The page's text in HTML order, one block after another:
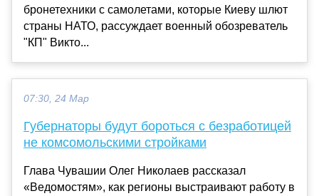
бронетехники с самолетами, которые Киеву шлют
страны НАТО, рассуждает военный обозреватель
"КП" Викто...
07:30, 24 Мар
Губернаторы будут бороться с безработицей
не комсомольскими стройками
Глава Чувашии Олег Николаев рассказал
«Ведомостям», как регионы выстраивают работу в